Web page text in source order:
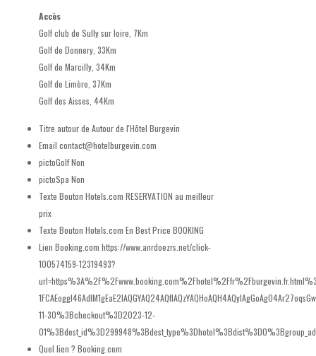
Accès
Golf club de Sully sur loire, 7Km
Golf de Donnery, 33Km
Golf de Marcilly, 34Km
Golf de Limère, 37Km
Golf des Aisses, 44Km
Titre autour de Autour de l'Hôtel Burgevin
Email contact@hotelburgevin.com
pictoGolfNon
pictoSpa Non
Texte Bouton Hotels.com RESERVATION au meilleur
prix
Texte Bouton Hotels.com En Best Price BOOKING
Lien Booking.com https://www.anrdoezrs.net/click-
100574159-12319493?
11-30%3Bcheckout%3D2023-12-
Quel lien ? Booking.com